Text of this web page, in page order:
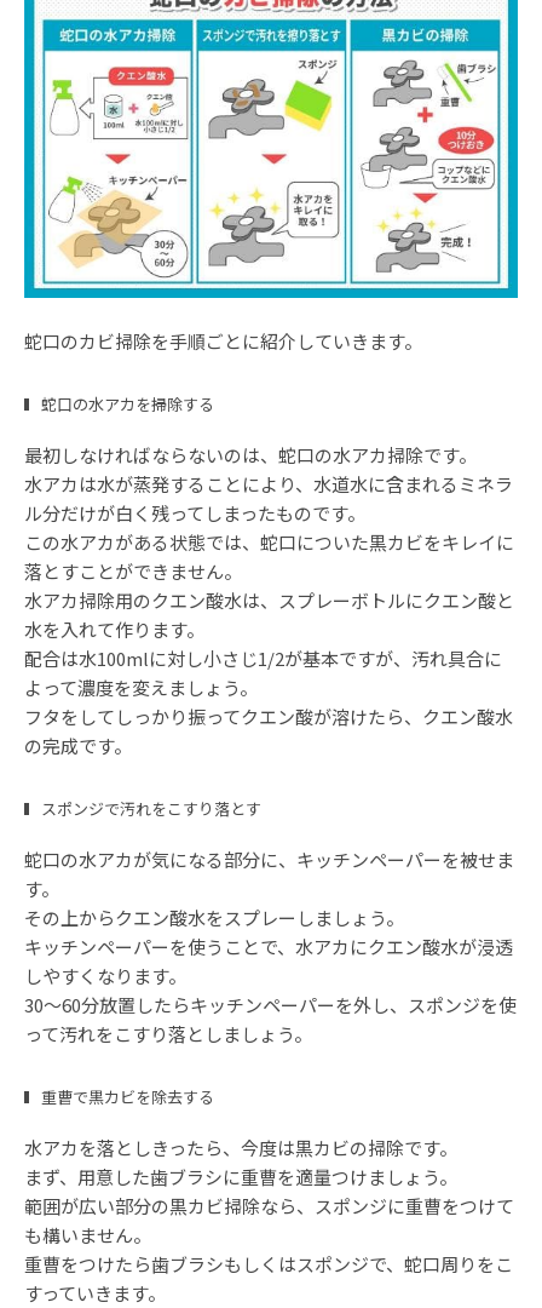
蛇口のカビ掃除を手順ごとに紹介していきます。
蛇口の水アカを掃除する
最初しなければならないのは、蛇口の水アカ掃除です。
水アカは水が蒸発することにより、水道水に含まれるミネラ
ル分だけが白く残ってしまったものです。
この水アカがある状態では、蛇口についた黒カビをキレイに
落とすことができません。
水アカ掃除用のクエン酸水は、スプレーボトルにクエン酸と
水を入れて作ります。
配合は水100mlに対し小さじ1/2が基本ですが、汚れ具合に
よって濃度を変えましょう。
フタをしてしっかり振ってクエン酸が溶けたら、クエン酸水
の完成です。
スポンジで汚れをこすり落とす
蛇口の水アカが気になる部分に、キッチンペーパーを被せま
す。
その上からクエン酸水をスプレーしましょう。
キッチンペーパーを使うことで、水アカにクエン酸水が浸透
しやすくなります。
30〜60分放置したらキッチンペーパーを外し、スポンジを使
って汚れをこすり落としましょう。
重曹で黒カビを除去する
水アカを落としきったら、今度は黒カビの掃除です。
まず、用意した歯ブラシに重曹を適量つけましょう。
範囲が広い部分の黒カビ掃除なら、スポンジに重曹をつけて
も構いません。
重曹をつけたら歯ブラシもしくはスポンジで、蛇口周りをこ
すっていきます。